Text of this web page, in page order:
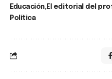
Educación El editorial del
Política